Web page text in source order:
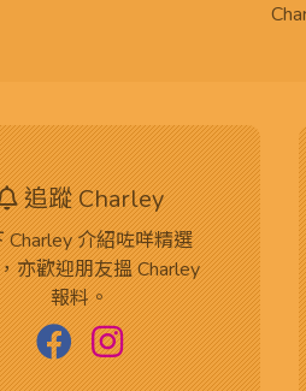
追蹤 Charley
Charley 介紹咗咩精選
亦歡迎朋友搵 Charley
報料。